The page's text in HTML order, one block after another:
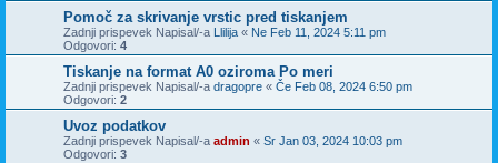
Pomoč za skrivanje vrstic pred tiskanjem
Zadnji prispevek Napisal/-a Llilija « Ne Feb 11, 2024 5:11 pm
Odgovori: 4
Tiskanje na format A0 oziroma Po meri
Zadnji prispevek Napisal/-a dragopre « Če Feb 08, 2024 6:50 pm
Odgovori: 2
Uvoz podatkov
Zadnji prispevek Napisal/-a admin « Sr Jan 03, 2024 10:03 pm
Odgovori: 3